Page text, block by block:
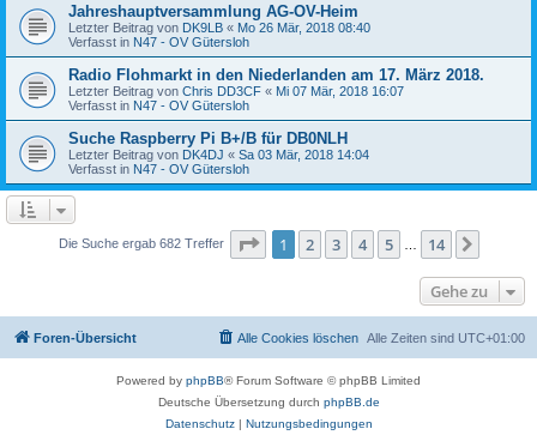
Jahreshauptversammlung AG-OV-Heim
Letzter Beitrag von DK9LB « Mo 26 Mär, 2018 08:40
Verfasst in N47 - OV Gütersloh
Radio Flohmarkt in den Niederlanden am 17. März 2018.
Letzter Beitrag von Chris DD3CF « Mi 07 Mär, 2018 16:07
Verfasst in N47 - OV Gütersloh
Suche Raspberry Pi B+/B für DB0NLH
Letzter Beitrag von DK4DJ « Sa 03 Mär, 2018 14:04
Verfasst in N47 - OV Gütersloh
Die Suche ergab 682 Treffer Seite 1von 14
1 2 3 4 5 14
Gehe zu
Foren-Übersicht Alle Zeiten sind UTC+01:00
Alle Cookies löschen
Powered by phpBB® Forum Software © phpBB Limited
Deutsche Übersetzung durch phpBB.de
Datenschutz| Nutzungsbedingungen